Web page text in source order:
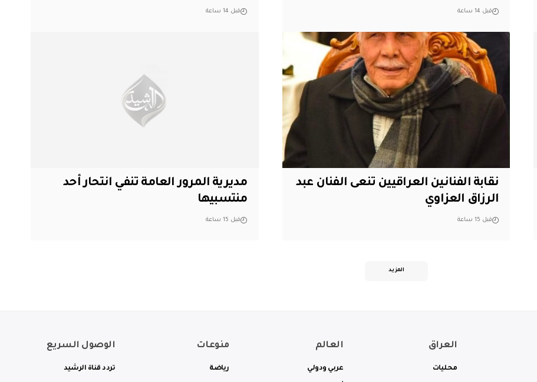
قبل 14 ساعة قبل 14 ساعة
نقابة الفنانين العراقيين تنعى الفنان عبد
الرزاق العزاوي
قبل 15 ساعة
مديرية المرور العامة تنفي انتحار أحد
منتسبيها
قبل 15 ساعة
المزيد
العراق
محليات
العالم
عربي ودولي
منوعات
رياضة
الوصول السريع
تردد قناة الرشيد